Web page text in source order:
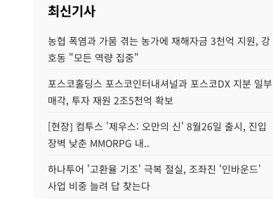
최신기사
농협 폭염과 가뭄 겪는 농가에 재해자금 3천억 지원, 강
호동 "모든 역량 집중"
포스코홀딩스 포스코인터내셔널과 포스코DX 지분 일부
매각, 투자 재원 2조5천억 확보
[현장] 컴투스 '제우스: 오만의 신' 8월26일 출시, 진입
장벽 낮춘 MMORPG 내..
하나투어 '고환율 기조' 극복 절실, 조좌진 '인바운드'
사업 비중 늘려 답 찾는다